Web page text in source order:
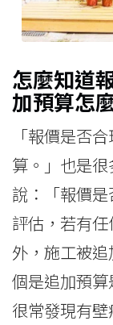
怎麼知道
加預算怎
「報價是否
算。」也是
說：「報價
評估，若有
外，施工被
個是追加預
很常發現有